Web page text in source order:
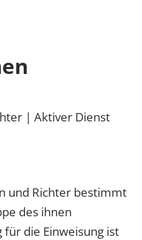
| Aktiver Dienst
und Richter bestimmt
des ihnen
die Einweisung ist